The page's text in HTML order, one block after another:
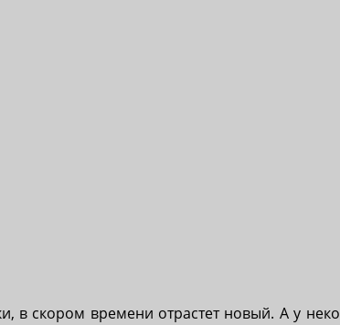
в скором времени отрастет новый. А у